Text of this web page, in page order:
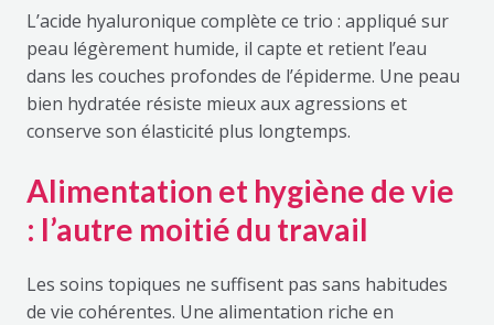
L’acide hyaluronique complète ce trio : appliqué sur
peau légèrement humide, il capte et retient l’eau
dans les couches profondes de l’épiderme. Une peau
bien hydratée résiste mieux aux agressions et
conserve son élasticité plus longtemps.
Alimentation et hygiène de vie
: l’autre moitié du travail
Les soins topiques ne suffisent pas sans habitudes
de vie cohérentes. Une alimentation riche en